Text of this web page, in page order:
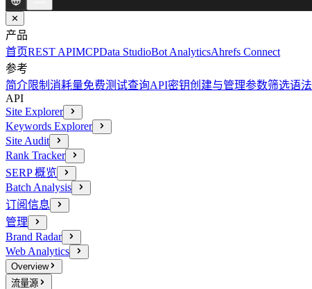
✕
产品
首页REST APIMCPData StudioBot AnalyticsAhrefs Connect
参考
简介限制消耗量免费测试查询API密钥创建与管理参数筛选语法
API
Site Explorer
Keywords Explorer
Site Audit
Rank Tracker
SERP 概览
Batch Analysis
订阅信息
管理
Brand Radar
Web Analytics
Overview
流量源